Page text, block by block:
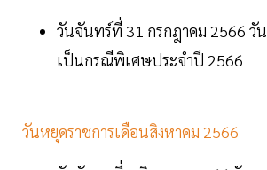
วันจันทร์ที่ 31 กรกฎาคม 2566 วั
เป็นกรณีพิเศษประจำปี 2566
วันหยุดราชการเดือนสิงหาคม 2566